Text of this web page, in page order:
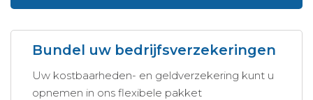
Bundel uw bedrijfsverzekeringen
Uw kostbaarheden- en geldverzekering kunt u
opnemen in ons flexibele pakket